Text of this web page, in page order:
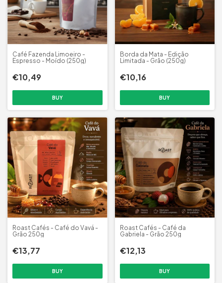
Café Fazenda Limoeiro -
Espresso - Moído (250g)
€10,49
Borda da Mata - Edição
Limitada - Grão (250g)
€10,16
Roast Cafés - Café do Vavá -
Grão 250g
€13,77
Roast Cafés - Café da
Gabriela - Grão 250g
€12,13